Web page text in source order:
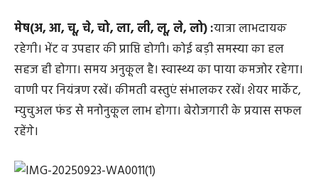
मेष(अ, आ, चू, चे, चो, ला, ली, लू, ले, लो) :यात्रा लाभदायक
रहेगी। भेंट व उपहार की प्राप्ति होगी। कोई बड़ी समस्या का हल
सहज ही होगा। समय अनुकूल है। स्वास्थ्य का पाया कमजोर रहेगा।
वाणी पर नियंत्रण रखें। कीमती वस्तुएं संभालकर रखें। शेयर मार्केट,
म्युचुअल फंड से मनोनुकूल लाभ होगा। बेरोजगारी के प्रयास सफल
रहेंगे।